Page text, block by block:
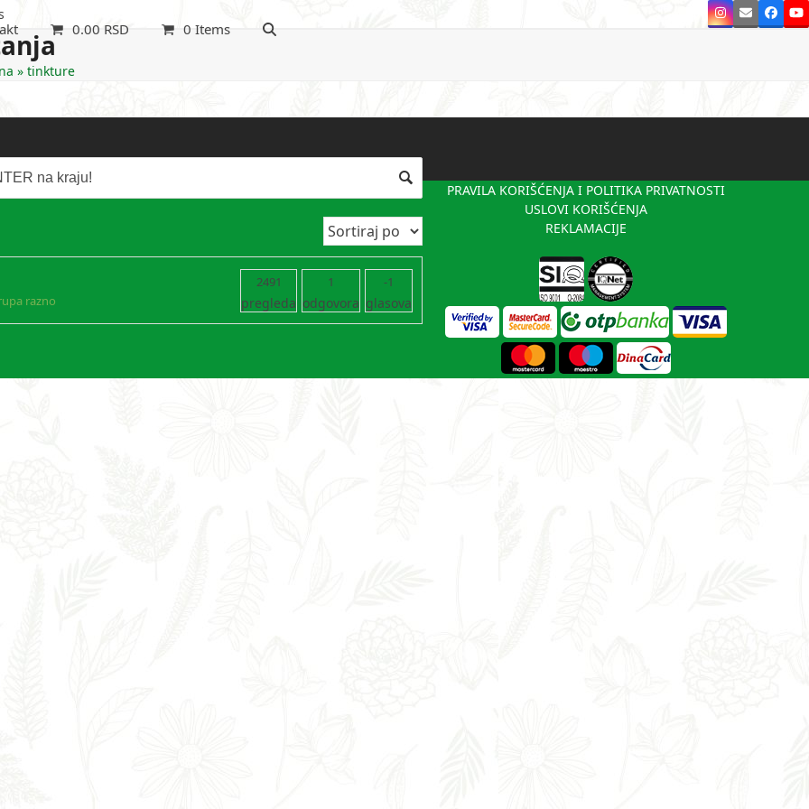
Instagram
Email
0.00 RSD 0 Items
» tinkture
razno
2491
pregleda
1
odgovora
-1
glasova
PRAVILA KORIŠĆENJA I POLITIKA PRIVATNOSTI
USLOVI KORIŠĆENJA
REKLAMACIJE